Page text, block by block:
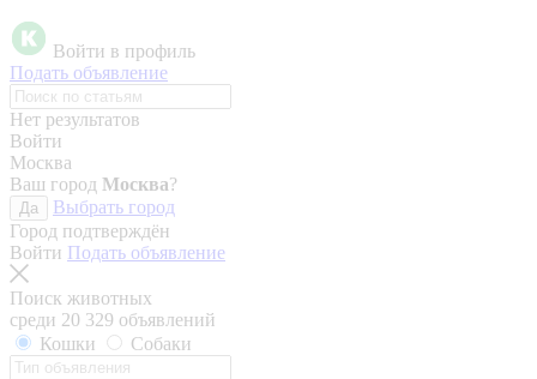
Войти в профиль
Подать объявление
Нет результатов
Войти
Москва
Ваш город Москва?
Да
Выбрать город
Город подтверждён
Войти Подать объявление
Поиск животных
среди 20 329 объявлений
Кошки
Собаки